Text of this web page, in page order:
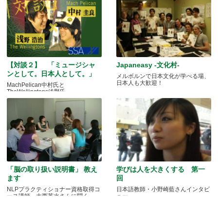
【対談２】 「ミュージシャ
ンとして。日本人として。」
MachPelican中村氏と
TheWellingtons浅野氏
Japaneasy -文化村-
メルボルンで日本文化が学べる場、
日本人も大歓迎！
「脳の取り扱い説明書」 教え
ます
NLPプラクティショナー資格取得コ
ース講師 大西英水さんに聞く
学びは人を大きくする 第一
回
日本語教師・小野崎藍さんインタビ
ュー